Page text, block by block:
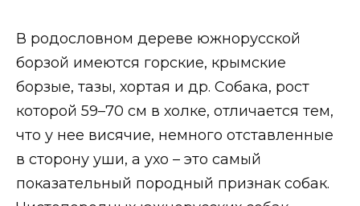
В родословном дереве южнорусской
борзой имеются горские, крымские
борзые, тазы, хортая и др. Собака, рост
которой 59–70 см в холке, отличается тем,
что у нее висячие, немного отставленные
в сторону уши, а ухо – это самый
показательный породный признак собак.